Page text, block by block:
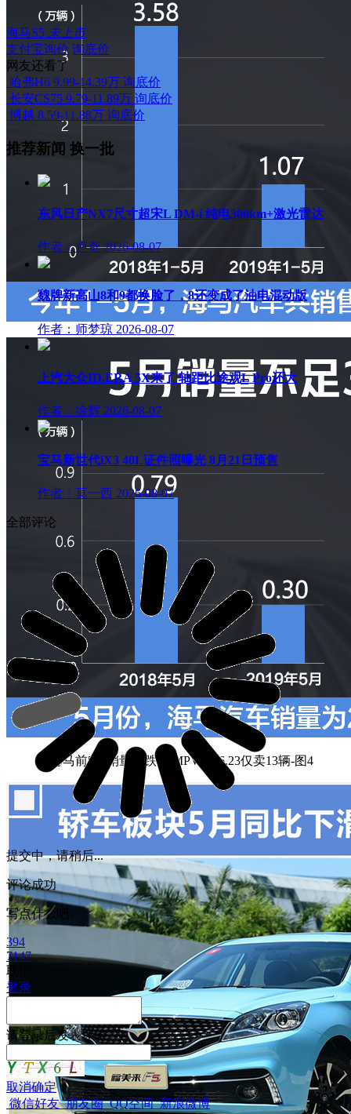
海马S5 未上市
支付宝询价 询底价
网友还看了
哈弗H6 9.99-14.39万 询底价
长安CS75 9.79-11.89万 询底价
博越 8.59-11.88万 询底价
推荐新闻 换一批
东风日产NX7尺寸超宋L DM-i 纯电300km+激光雷达
作者：卢奇 2026-08-07
魏牌新高山8和9都换脸了，8还变成了油电混动版
作者：师梦琼 2026-08-07
上汽大众ID.ERA 5X来了 轴距比途观L Pro还大
作者：徐辉 2026-08-07
宝马新世代iX3 40L证件照曝光 8月21日预售
作者：莫一西 2026-08-07
全部评论
提交中，请稍后...
评论成功
写点什么吧
394
7147
取消
登录
请登录后发表评论
取消确定
微信好友 朋友圈 QQ空间 新浪微博